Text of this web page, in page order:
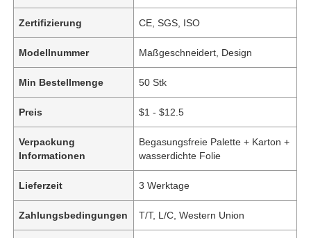
Zertifizierung CE, SGS, ISO
Modellnummer Maßgeschneidert, Design
Min Bestellmenge 50 Stk
Preis $1 - $12.5
Verpackung
Informationen
Begasungsfreie Palette + Karton +
wasserdichte Folie
Lieferzeit 3 Werktage
Zahlungsbedingungen T/T, L/C, Western Union